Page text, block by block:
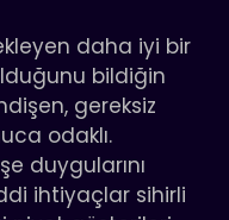
daha iyi bir
bildiğin
gereksiz
odaklı.
duygularını
ihtiyaçlar sihirli